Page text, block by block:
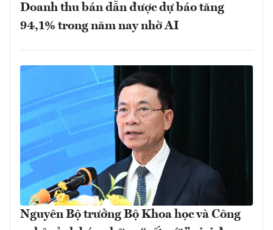
Doanh thu bán dẫn được dự báo tăng
94,1% trong năm nay nhờ AI
Nguyên Bộ trưởng Bộ Khoa học và Công